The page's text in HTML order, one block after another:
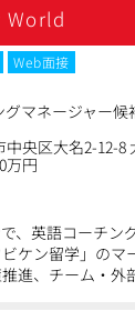
でコールセンタ
・KPI設定など管
持ってKPI設定～
の明確な育成思
勤固定・時短相
World
Web面接
グマネージャー
央区大名2-12-8
万円
、英語コーチン
ケン留学」のマ
進、チーム・外